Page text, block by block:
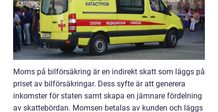
Moms på bilförsäkring är en indirekt skatt som läggs på
priset av bilförsäkringar. Dess syfte är att generera
inkomster för staten samt skapa en jämnare fördelning
av skattebördan. Momsen betalas av kunden och läggs